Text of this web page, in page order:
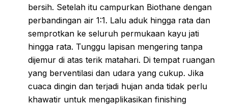
bersih. Setelah itu campurkan Biothane dengan
perbandingan air 1:1. Lalu aduk hingga rata dan
semprotkan ke seluruh permukaan kayu jati
hingga rata. Tunggu lapisan mengering tanpa
dijemur di atas terik matahari. Di tempat ruangan
yang berventilasi dan udara yang cukup. Jika
cuaca dingin dan terjadi hujan anda tidak perlu
khawatir untuk mengaplikasikan finishing